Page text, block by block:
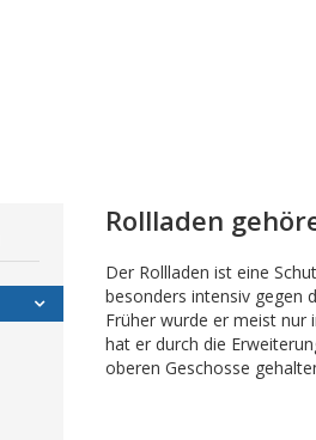
Rollladen
Der Rollladen ist eine
besonders intensiv gegen
Früher wurde er meist nur
hat er durch die
oberen Geschosse